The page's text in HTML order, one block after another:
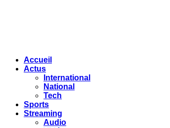
Accueil
Actus
International
National
Tech
Sports
Streaming
Audio